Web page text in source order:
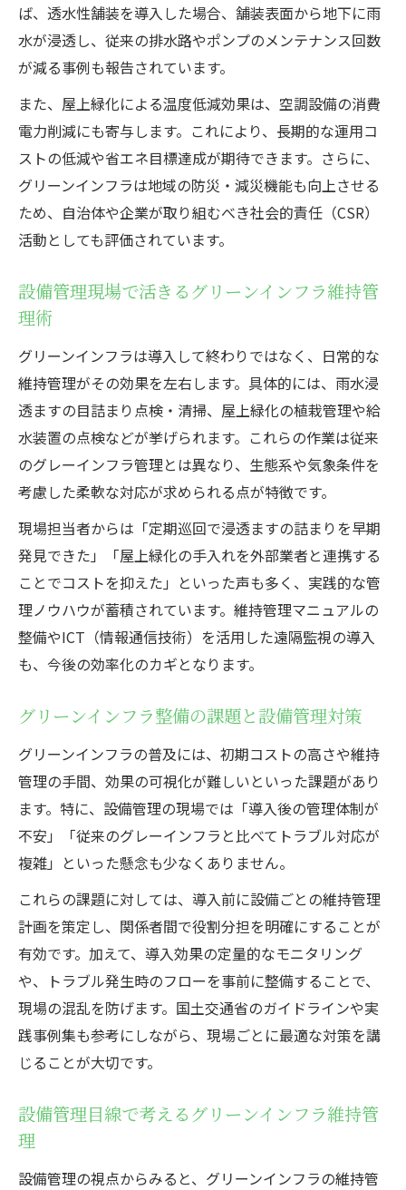
ば、透水性舗装を導入した場合、舗装表面から地下に雨
水が浸透し、従来の排水路やポンプのメンテナンス回数
が減る事例も報告されています。
また、屋上緑化による温度低減効果は、空調設備の消費
電力削減にも寄与します。これにより、長期的な運用コ
ストの低減や省エネ目標達成が期待できます。さらに、
グリーンインフラは地域の防災・減災機能も向上させる
ため、自治体や企業が取り組むべき社会的責任（CSR）
活動としても評価されています。
設備管理現場で活きるグリーンインフラ維持管
理術
グリーンインフラは導入して終わりではなく、日常的な
維持管理がその効果を左右します。具体的には、雨水浸
透ますの目詰まり点検・清掃、屋上緑化の植栽管理や給
水装置の点検などが挙げられます。これらの作業は従来
のグレーインフラ管理とは異なり、生態系や気象条件を
考慮した柔軟な対応が求められる点が特徴です。
現場担当者からは「定期巡回で浸透ますの詰まりを早期
発見できた」「屋上緑化の手入れを外部業者と連携する
ことでコストを抑えた」といった声も多く、実践的な管
理ノウハウが蓄積されています。維持管理マニュアルの
整備やICT（情報通信技術）を活用した遠隔監視の導入
も、今後の効率化のカギとなります。
グリーンインフラ整備の課題と設備管理対策
グリーンインフラの普及には、初期コストの高さや維持
管理の手間、効果の可視化が難しいといった課題があり
ます。特に、設備管理の現場では「導入後の管理体制が
不安」「従来のグレーインフラと比べてトラブル対応が
複雑」といった懸念も少なくありません。
これらの課題に対しては、導入前に設備ごとの維持管理
計画を策定し、関係者間で役割分担を明確にすることが
有効です。加えて、導入効果の定量的なモニタリング
や、トラブル発生時のフローを事前に整備することで、
現場の混乱を防げます。国土交通省のガイドラインや実
践事例集も参考にしながら、現場ごとに最適な対策を講
じることが大切です。
設備管理目線で考えるグリーンインフラ維持管
理
設備管理の視点からみると、グリーンインフラの維持管